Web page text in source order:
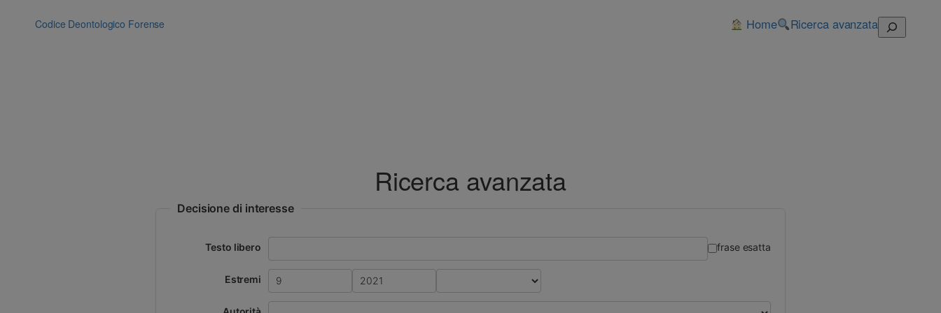
Codice Deontologico Forense Home Ricerca avanzata Cerca
Ricerca avanzata
Decisione di interesse
Testo libero frase esatta
Estremi